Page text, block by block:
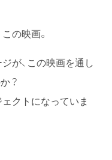
の映画。
が、この映画を通し
？
クトになっていま